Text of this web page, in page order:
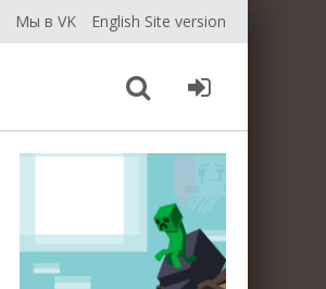
Мы в VK English Site version